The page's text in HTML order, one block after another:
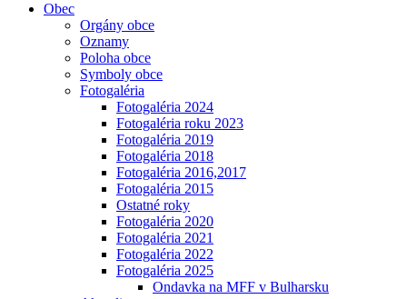
Obec
Orgány obce
Oznamy
Poloha obce
Symboly obce
Fotogaléria
Fotogaléria 2024
Fotogaléria roku 2023
Fotogaléria 2019
Fotogaléria 2018
Fotogaléria 2016,2017
Fotogaléria 2015
Ostatné roky
Fotogaléria 2020
Fotogaléria 2021
Fotogaléria 2022
Fotogaléria 2025
Ondavka na MFF v Bulharsku